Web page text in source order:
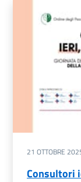
21 OTTOBRE
Consultori